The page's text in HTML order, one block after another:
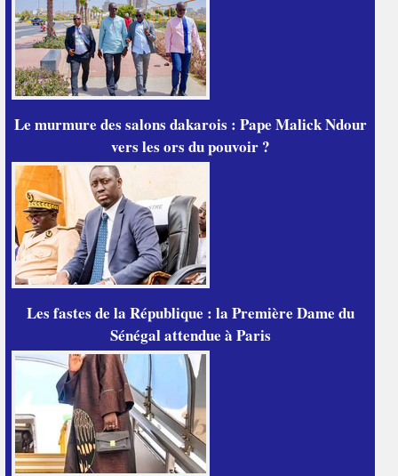
Le murmure des salons dakarois : Pape Malick Ndour
vers les ors du pouvoir ?
Les fastes de la République : la Première Dame du
Sénégal attendue à Paris